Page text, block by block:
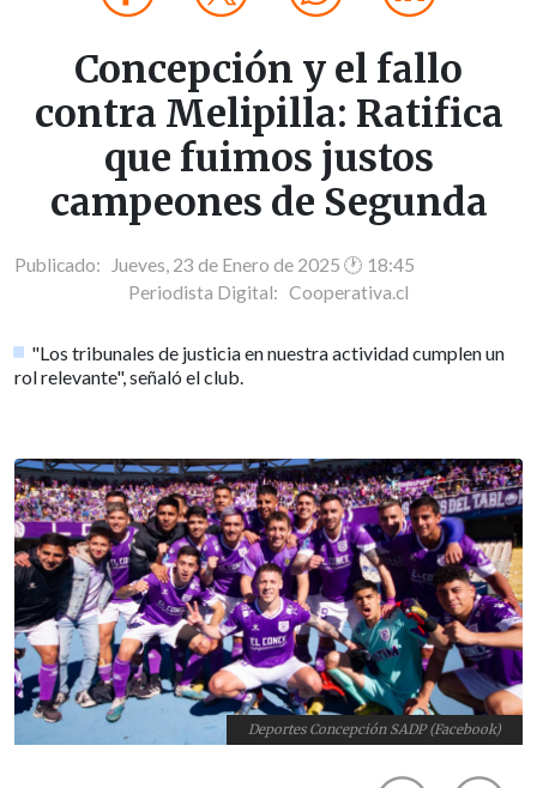
Concepción y el fallo
contra Melipilla: Ratifica
que fuimos justos
campeones de Segunda
Publicado: Jueves, 23 de Enero de 2025 🕐 18:45
Periodista Digital: Cooperativa.cl
"Los tribunales de justicia en nuestra actividad cumplen un
rol relevante", señaló el club.
Deportes Concepción SADP (Facebook)